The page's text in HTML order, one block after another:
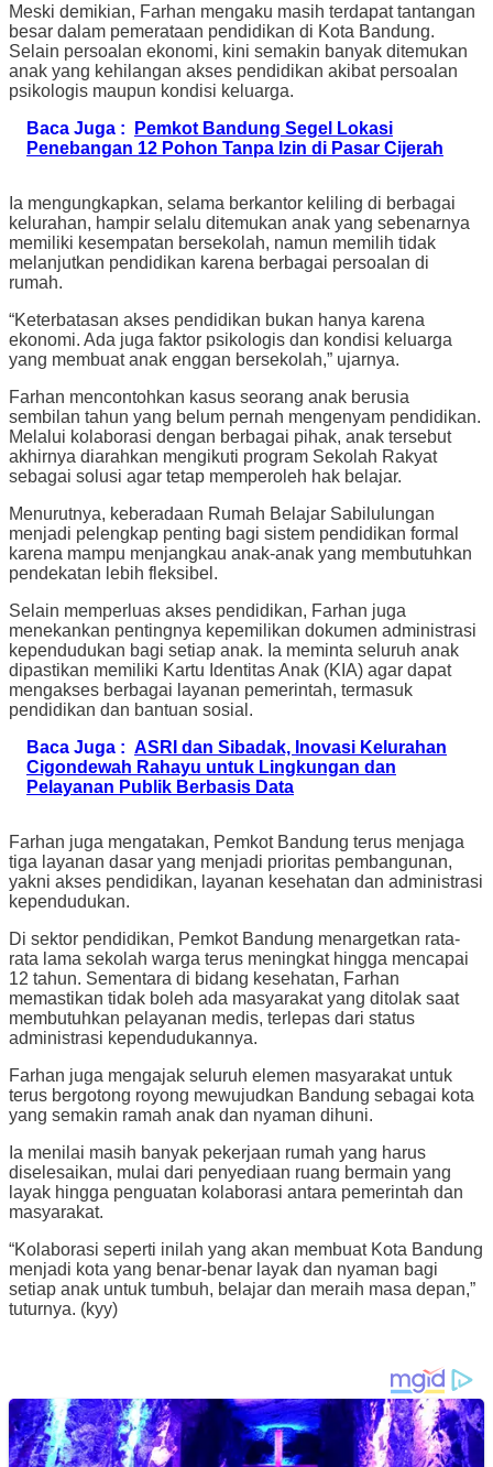
Meski demikian, Farhan mengaku masih terdapat tantangan
besar dalam pemerataan pendidikan di Kota Bandung.
Selain persoalan ekonomi, kini semakin banyak ditemukan
anak yang kehilangan akses pendidikan akibat persoalan
psikologis maupun kondisi keluarga.
Baca Juga :
Pemkot Bandung Segel Lokasi
Penebangan 12 Pohon Tanpa Izin di Pasar Cijerah
Ia mengungkapkan, selama berkantor keliling di berbagai
kelurahan, hampir selalu ditemukan anak yang sebenarnya
memiliki kesempatan bersekolah, namun memilih tidak
melanjutkan pendidikan karena berbagai persoalan di
rumah.
“Keterbatasan akses pendidikan bukan hanya karena
ekonomi. Ada juga faktor psikologis dan kondisi keluarga
yang membuat anak enggan bersekolah,” ujarnya.
Farhan mencontohkan kasus seorang anak berusia
sembilan tahun yang belum pernah mengenyam pendidikan.
Melalui kolaborasi dengan berbagai pihak, anak tersebut
akhirnya diarahkan mengikuti program Sekolah Rakyat
sebagai solusi agar tetap memperoleh hak belajar.
Menurutnya, keberadaan Rumah Belajar Sabilulungan
menjadi pelengkap penting bagi sistem pendidikan formal
karena mampu menjangkau anak-anak yang membutuhkan
pendekatan lebih fleksibel.
Selain memperluas akses pendidikan, Farhan juga
menekankan pentingnya kepemilikan dokumen administrasi
kependudukan bagi setiap anak. Ia meminta seluruh anak
dipastikan memiliki Kartu Identitas Anak (KIA) agar dapat
mengakses berbagai layanan pemerintah, termasuk
pendidikan dan bantuan sosial.
Baca Juga : ASRI dan Sibadak, Inovasi Kelurahan
Cigondewah Rahayu untuk Lingkungan dan
Pelayanan Publik Berbasis Data
Farhan juga mengatakan, Pemkot Bandung terus menjaga
tiga layanan dasar yang menjadi prioritas pembangunan,
yakni akses pendidikan, layanan kesehatan dan administrasi
kependudukan.
Di sektor pendidikan, Pemkot Bandung menargetkan rata-
rata lama sekolah warga terus meningkat hingga mencapai
12 tahun. Sementara di bidang kesehatan, Farhan
memastikan tidak boleh ada masyarakat yang ditolak saat
membutuhkan pelayanan medis, terlepas dari status
administrasi kependudukannya.
Farhan juga mengajak seluruh elemen masyarakat untuk
terus bergotong royong mewujudkan Bandung sebagai kota
yang semakin ramah anak dan nyaman dihuni.
Ia menilai masih banyak pekerjaan rumah yang harus
diselesaikan, mulai dari penyediaan ruang bermain yang
layak hingga penguatan kolaborasi antara pemerintah dan
masyarakat.
“Kolaborasi seperti inilah yang akan membuat Kota Bandung
menjadi kota yang benar-benar layak dan nyaman bagi
setiap anak untuk tumbuh, belajar dan meraih masa depan,”
tuturnya. (kyy)